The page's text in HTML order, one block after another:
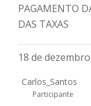
PAGAMENTO
DAS TAXAS
18 de
Carlos_Santos
Participante